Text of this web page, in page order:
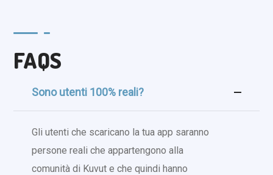
FAQS
Sono utenti 100% reali?
Gli utenti che scaricano la tua app saranno
persone reali che appartengono alla
comunità di Kuvut e che quindi hanno